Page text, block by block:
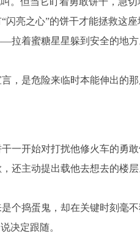
闪亮之心”的饼干才能拯救这
着蜜糖星星躲到安全的地方
，是危险来临时本能伸出的那
一开始对打扰他修火车的勇
还主动提出载他去想去的楼层
个捣蛋鬼，却在关键时刻毫
决定跟随。